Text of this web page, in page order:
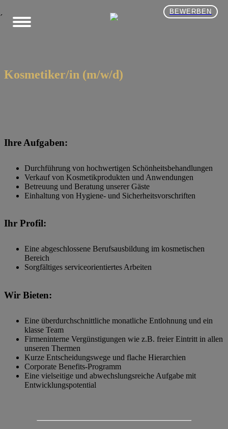
´
BEWERBEN
Kosmetiker/in (m/w/d)
Ihre Aufgaben:
Durchführung von hochwertigen Schönheitsbehandlungen
Verkauf von Kosmetikprodukten und Anwendungen
Betreuung und Beratung unserer Gäste
Einhaltung von Hygiene- und Sicherheitsvorschriften
Ihr Profil:
Eine abgeschlossene Berufsausbildung im kosmetischen
Bereich
Sorgfältiges serviceorientiertes Arbeiten
Wir Bieten:
Eine überdurchschnittliche monatliche Entlohnung und ein
klasse Team
Firmeninterne Vergünstigungen wie z.B. freier Eintritt in allen
unseren Thermen
Kurze Entscheidungswege und flache Hierarchien
Corporate Benefits-Programm
Eine vielseitige und abwechslungsreiche Aufgabe mit
Entwicklungspotential